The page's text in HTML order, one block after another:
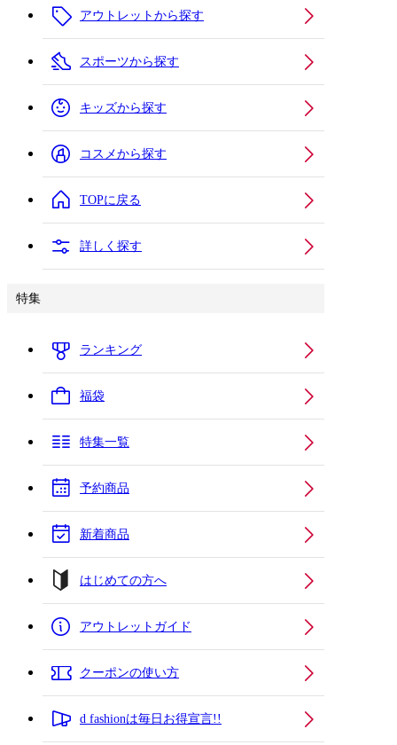
アウトレットから探す
スポーツから探す
キッズから探す
コスメから探す
TOPに戻る
詳しく探す
特集
ランキング
福袋
特集一覧
予約商品
新着商品
はじめての方へ
アウトレットガイド
クーポンの使い方
d fashionは毎日お得宣言!!